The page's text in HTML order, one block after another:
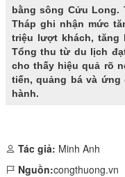
bằng sông Cửu Long.
Tháp ghi nhận mức
triệu lượt khách, tăng
Tổng thu từ du lịch
cho thấy hiệu quả rõ
tiến, quảng bá và
hành.
Tác giả: Minh Anh
Nguồn:congthuong.vn